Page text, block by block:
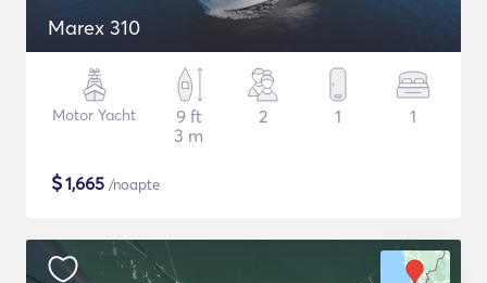
Marex 310
Motor Yacht
9 ft
3 m
2 1 1
$1,665 /noapte